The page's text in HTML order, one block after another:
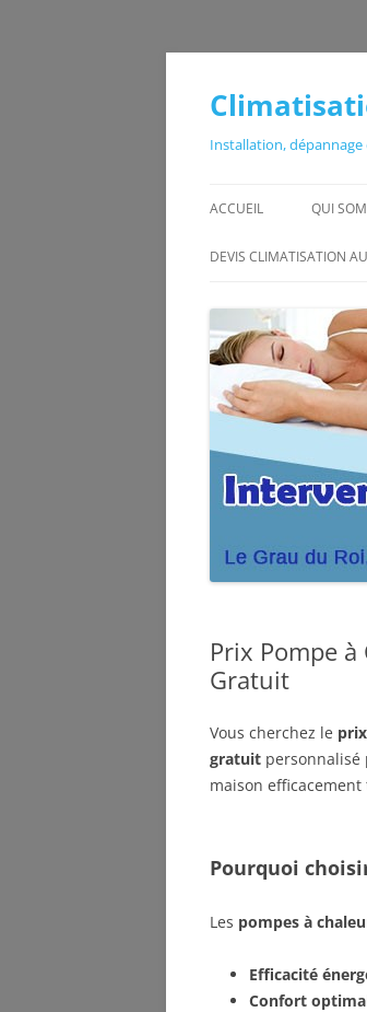
Aller
contenu
Installation,
ACCUEIL QUI
LA
DEVIS CLIMATISATION
Prix Pompe
Gratuit
Vous cherchez le
gratuit personnalisé
maison
Pourquoi
Les pompes à
Efficacité
Confort